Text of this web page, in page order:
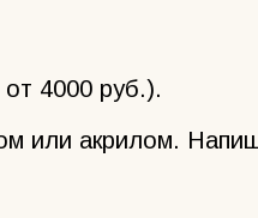
4000 руб.).
или акрилом.